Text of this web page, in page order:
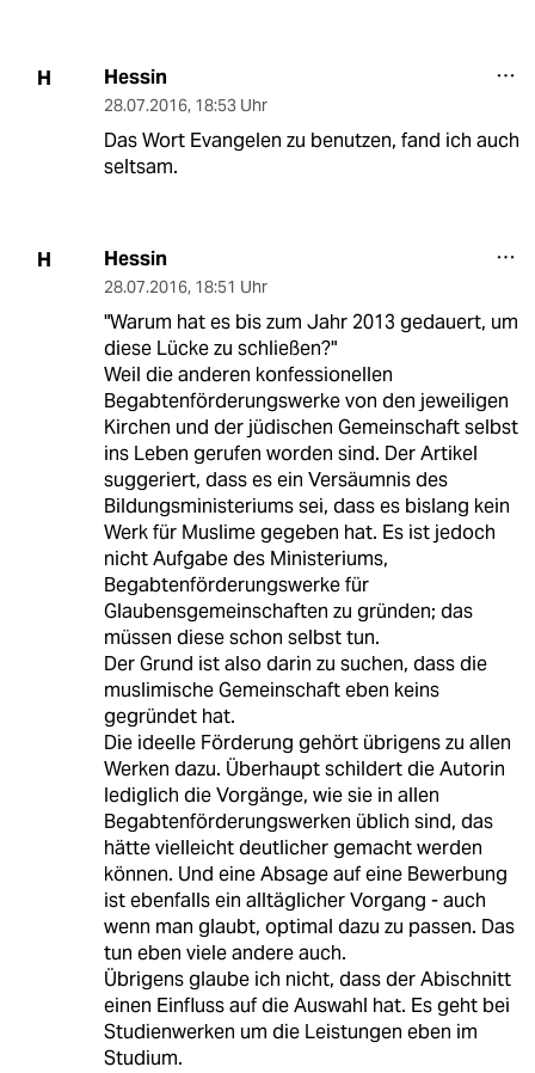
H Hessin
28.07.2016, 18:53 Uhr
Das Wort Evangelen zu benutzen, fand ich auch
seltsam.
H Hessin
28.07.2016, 18:51 Uhr
"Warum hat es bis zum Jahr 2013 gedauert, um
diese Lücke zu schließen?"
Weil die anderen konfessionellen
Begabtenförderungswerke von den jeweiligen
Kirchen und der jüdischen Gemeinschaft selbst
ins Leben gerufen worden sind. Der Artikel
suggeriert, dass es ein Versäumnis des
Bildungsministeriums sei, dass es bislang kein
Werk für Muslime gegeben hat. Es ist jedoch
nicht Aufgabe des Ministeriums,
Begabtenförderungswerke für
Glaubensgemeinschaften zu gründen; das
müssen diese schon selbst tun.
Der Grund ist also darin zu suchen, dass die
muslimische Gemeinschaft eben keins
gegründet hat.
Die ideelle Förderung gehört übrigens zu allen
Werken dazu. Überhaupt schildert die Autorin
lediglich die Vorgänge, wie sie in allen
Begabtenförderungswerken üblich sind, das
hätte vielleicht deutlicher gemacht werden
können. Und eine Absage auf eine Bewerbung
ist ebenfalls ein alltäglicher Vorgang - auch
wenn man glaubt, optimal dazu zu passen. Das
tun eben viele andere auch.
Übrigens glaube ich nicht, dass der Abischnitt
einen Einfluss auf die Auswahl hat. Es geht bei
Studienwerken um die Leistungen eben im
Studium.